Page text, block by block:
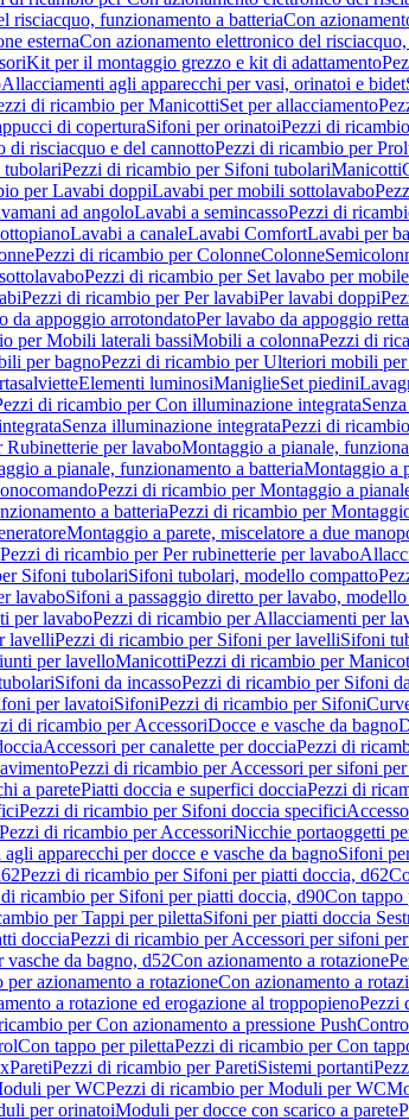
risciacquo, funzionamento a batteriaCon
esternaCon azionamento elettronico del
Kit per il montaggio grezzo e kit di adattamento
Allacciamenti agli apparecchi per vasi, orinatoi e bidet
di ricambio per ManicottiSet per allacciamento
di coperturaSifoni per orinatoiPezzi di
di risciacquo e del cannottoPezzi di ricambio per
Pezzi di ricambio per Sifoni tubolariManicotti
per Lavabi doppiLavabi per mobili sottolavabo
ad angoloLavabi a semincassoPezzi di
Lavabi a canaleLavabi ComfortLavabi per
Pezzi di ricambio per ColonneColonne
Pezzi di ricambio per Set lavabo per
Pezzi di ricambio per Per lavabiPer lavabi doppi
da appoggio arrotondatoPer lavabo da appoggio
per Mobili laterali bassiMobili a colonnaPezzi di
per bagnoPezzi di ricambio per Ulteriori mobili per
Elementi luminosiManiglieSet piedini
di ricambio per Con illuminazione integrata
Senza illuminazione integrataPezzi di
per lavaboMontaggio a pianale,
a pianale, funzionamento a batteriaMontaggio a
Pezzi di ricambio per Montaggio a
a batteriaPezzi di ricambio per
Montaggio a parete, miscelatore a due
Pezzi di ricambio per Per rubinetterie per lavabo
Sifoni tubolariSifoni tubolari, modello compatto
lavaboSifoni a passaggio diretto per lavabo,
per lavaboPezzi di ricambio per Allacciamenti per
lavelliPezzi di ricambio per Sifoni per lavelliSifoni
per lavelloManicottiPezzi di ricambio per
Sifoni da incassoPezzi di ricambio per Sifoni
per lavatoiSifoniPezzi di ricambio per Sifoni
di ricambio per AccessoriDocce e vasche da bagno
Accessori per canalette per docciaPezzi di
Pezzi di ricambio per Accessori per sifoni
a paretePiatti doccia e superfici docciaPezzi di
Pezzi di ricambio per Sifoni doccia specifici
Pezzi di ricambio per AccessoriNicchie portaoggetti
apparecchi per docce e vasche da bagnoSifoni
Pezzi di ricambio per Sifoni per piatti doccia, d62
ricambio per Sifoni per piatti doccia, d90Con tappo
per Tappi per pilettaSifoni per piatti doccia
docciaPezzi di ricambio per Accessori per sifoni
da bagno, d52Con azionamento a rotazione
azionamento a rotazioneCon azionamento a
a rotazione ed erogazione al troppopienoPezzi
per Con azionamento a pressione
Con tappo per pilettaPezzi di ricambio per Con
ParetiPezzi di ricambio per ParetiSistemi portanti
per WCPezzi di ricambio per Moduli per WC
per orinatoiModuli per docce con scarico a parete